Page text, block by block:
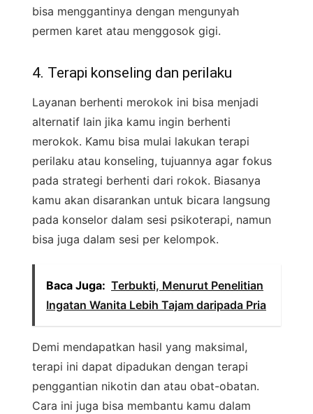
bisa menggantinya dengan mengunyah
permen karet atau menggosok gigi.
4. Terapi konseling dan perilaku
Layanan berhenti merokok ini bisa menjadi
alternatif lain jika kamu ingin berhenti
merokok. Kamu bisa mulai lakukan terapi
perilaku atau konseling, tujuannya agar fokus
pada strategi berhenti dari rokok. Biasanya
kamu akan disarankan untuk bicara langsung
pada konselor dalam sesi psikoterapi, namun
bisa juga dalam sesi per kelompok.
Baca Juga: Terbukti, Menurut Penelitian
Ingatan Wanita Lebih Tajam daripada Pria
Demi mendapatkan hasil yang maksimal,
terapi ini dapat dipadukan dengan terapi
penggantian nikotin dan atau obat-obatan.
Cara ini juga bisa membantu kamu dalam